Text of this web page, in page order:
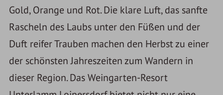
Gold, Orange und Rot. Die klare Luft, das sanfte
Rascheln des Laubs unter den Füßen und der
Duft reifer Trauben machen den Herbst zu einer
der schönsten Jahreszeiten zum Wandern in
dieser Region. Das Weingarten-Resort